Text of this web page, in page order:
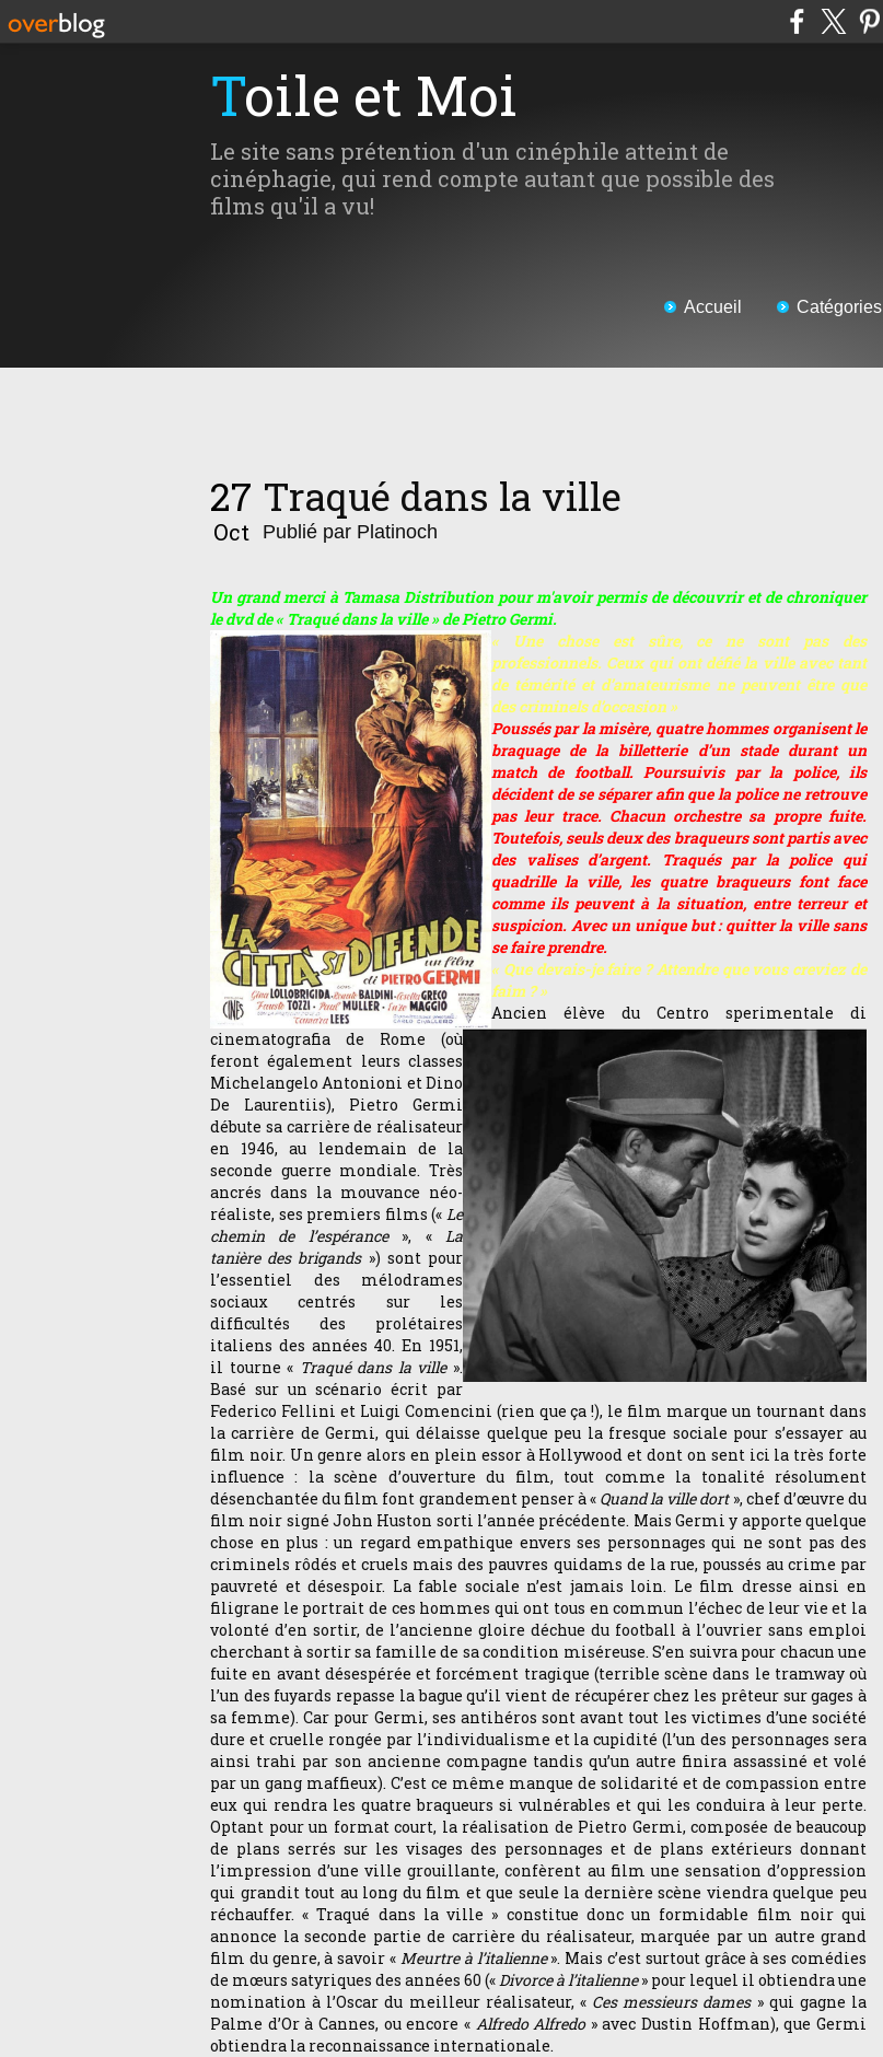
Toile et Moi
Le site sans prétention d'un cinéphile atteint de
cinéphagie, qui rend compte autant que possible des
films qu'il a vu!
Accueil Catégories
27
Oct
Traqué dans la ville
Publié par Platinoch
Un grand merci à Tamasa Distribution pour m'avoir permis de découvrir et de chroniquer
le dvd de « Traqué dans la ville » de Pietro Germi.
« Une chose est sûre, ce ne sont pas des
professionnels. Ceux qui ont défié la ville avec tant
de témérité et d’amateurisme ne peuvent être que
des criminels d’occasion »
Poussés par la misère, quatre hommes organisent le
braquage de la billetterie d’un stade durant un
match de football. Poursuivis par la police, ils
décident de se séparer afin que la police ne retrouve
pas leur trace. Chacun orchestre sa propre fuite.
Toutefois, seuls deux des braqueurs sont partis avec
des valises d’argent. Traqués par la police qui
quadrille la ville, les quatre braqueurs font face
comme ils peuvent à la situation, entre terreur et
suspicion. Avec un unique but : quitter la ville sans
se faire prendre.
« Que devais-je faire ? Attendre que vous creviez de
faim ? »
Ancien élève du Centro sperimentale di
cinematografia de Rome (où
feront également leurs classes
Michelangelo Antonioni et Dino
De Laurentiis), Pietro Germi
débute sa carrière de réalisateur
en 1946, au lendemain de la
seconde guerre mondiale. Très
ancrés dans la mouvance néo-
réaliste, ses premiers films (« Le
chemin de l’espérance», «La
tanière des brigands») sont pour
l’essentiel des mélodrames
sociaux centrés sur les
difficultés des prolétaires
italiens des années 40. En 1951,
il tourne « Traqué dans la ville».
Basé sur un scénario écrit par
Federico Fellini et Luigi Comencini (rien que ça !), le film marque un tournant dans
la carrière de Germi, qui délaisse quelque peu la fresque sociale pour s’essayer au
film noir. Un genre alors en plein essor à Hollywood et dont on sent ici la très forte
influence : la scène d’ouverture du film, tout comme la tonalité résolument
désenchantée du film font grandement penser à « Quand la ville dort», chef d’œuvre du
film noir signé John Huston sorti l’année précédente. Mais Germi y apporte quelque
chose en plus : un regard empathique envers ses personnages qui ne sont pas des
criminels rôdés et cruels mais des pauvres quidams de la rue, poussés au crime par
pauvreté et désespoir. La fable sociale n’est jamais loin. Le film dresse ainsi en
filigrane le portrait de ces hommes qui ont tous en commun l’échec de leur vie et la
volonté d’en sortir, de l’ancienne gloire déchue du football à l’ouvrier sans emploi
cherchant à sortir sa famille de sa condition miséreuse. S’en suivra pour chacun une
fuite en avant désespérée et forcément tragique (terrible scène dans le tramway où
l’un des fuyards repasse la bague qu’il vient de récupérer chez les prêteur sur gages à
sa femme). Car pour Germi, ses antihéros sont avant tout les victimes d’une société
dure et cruelle rongée par l’individualisme et la cupidité (l’un des personnages sera
ainsi trahi par son ancienne compagne tandis qu’un autre finira assassiné et volé
par un gang maffieux). C’est ce même manque de solidarité et de compassion entre
eux qui rendra les quatre braqueurs si vulnérables et qui les conduira à leur perte.
Optant pour un format court, la réalisation de Pietro Germi, composée de beaucoup
de plans serrés sur les visages des personnages et de plans extérieurs donnant
l’impression d’une ville grouillante, confèrent au film une sensation d’oppression
qui grandit tout au long du film et que seule la dernière scène viendra quelque peu
réchauffer. « Traqué dans la ville » constitue donc un formidable film noir qui
annonce la seconde partie de carrière du réalisateur, marquée par un autre grand
film du genre, à savoir « Meurtre à l’italienne». Mais c’est surtout grâce à ses comédies
de mœurs satyriques des années 60 («Divorce à l’italienne» pour lequel il obtiendra une
nomination à l’Oscar du meilleur réalisateur, « Ces messieurs dames» qui gagne la
Palme d’Or à Cannes, ou encore « Alfredo Alfredo» avec Dustin Hoffman), que Germi
obtiendra la reconnaissance internationale.